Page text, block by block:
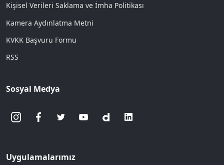
Kişisel Verileri Saklama ve İmha Politikası
Kamera Aydınlatma Metni
KVKK Başvuru Formu
RSS
Sosyal Medya
Uygulamalarımız